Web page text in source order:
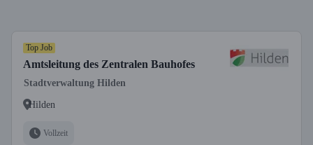
Top Job
Amtsleitung des Zentralen Bauhofes
Stadtverwaltung Hilden
Hilden
Vollzeit